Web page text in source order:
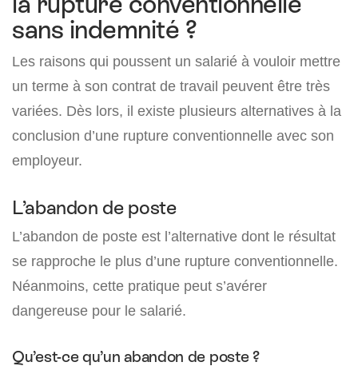
sans indemnité ?
Les raisons qui poussent un salarié à vouloir mettre
un terme à son contrat de travail peuvent être très
variées. Dès lors, il existe plusieurs alternatives à la
conclusion d’une rupture conventionnelle avec son
employeur.
L’abandon de poste
L’abandon de poste est l’alternative dont le résultat
se rapproche le plus d’une rupture conventionnelle.
Néanmoins, cette pratique peut s’avérer
dangereuse pour le salarié.
Qu’est-ce qu’un abandon de poste ?